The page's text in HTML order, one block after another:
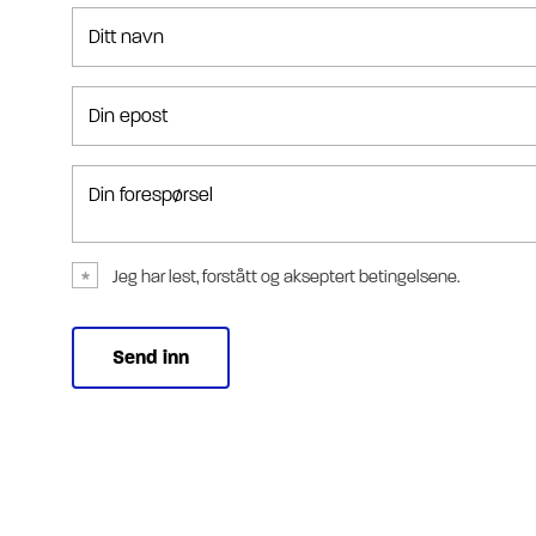
Ditt navn
Din epost
Din forespørsel
Jeg har lest, forstått og akseptert betingelsene.